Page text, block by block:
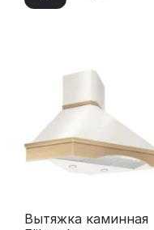
Вытяжка каминная